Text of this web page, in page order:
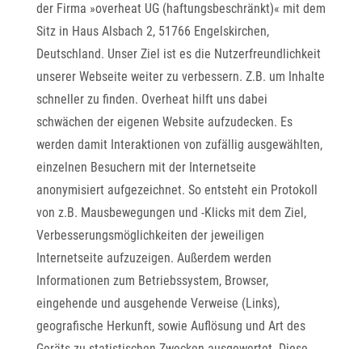
der Firma »overheat UG (haftungsbeschränkt)« mit dem
Sitz in Haus Alsbach 2, 51766 Engelskirchen,
Deutschland. Unser Ziel ist es die Nutzerfreundlichkeit
unserer Webseite weiter zu verbessern. Z.B. um Inhalte
schneller zu finden. Overheat hilft uns dabei
schwächen der eigenen Website aufzudecken. Es
werden damit Interaktionen von zufällig ausgewählten,
einzelnen Besuchern mit der Internetseite
anonymisiert aufgezeichnet. So entsteht ein Protokoll
von z.B. Mausbewegungen und -Klicks mit dem Ziel,
Verbesserungsmöglichkeiten der jeweiligen
Internetseite aufzuzeigen. Außerdem werden
Informationen zum Betriebssystem, Browser,
eingehende und ausgehende Verweise (Links),
geografische Herkunft, sowie Auflösung und Art des